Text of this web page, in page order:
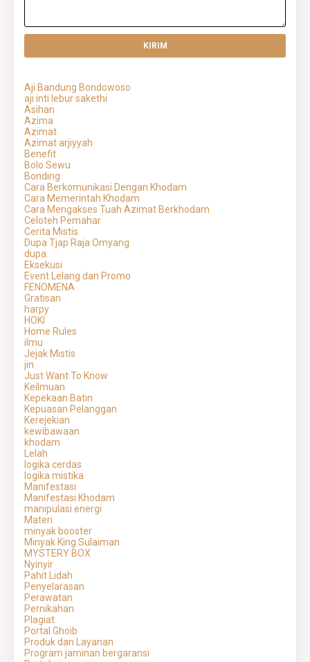
Aji Bandung Bondowoso
aji inti lebur sakethi
Asihan
Azima
Azimat
Azimat arjiyyah
Benefit
Bolo Sewu
Bonding
Cara Berkomunikasi Dengan Khodam
Cara Memerintah Khodam
Cara Mengakses Tuah Azimat Berkhodam
Celoteh Pemahar
Cerita Mistis
Dupa Tjap Raja Omyang
dupa.
Eksekusi
Event Lelang dan Promo
FENOMENA
Gratisan
harpy
HOKI
Home Rules
ilmu
Jejak Mistis
jin
Just Want To Know
Keilmuan
Kepekaan Batin
Kepuasan Pelanggan
Kerejekian
kewibawaan
khodam
Lelah
logika cerdas
logika mistika
Manifestasi
Manifestasi Khodam
manipulasi energi
Materi
minyak booster
Minyak King Sulaiman
MYSTERY BOX
Nyinyir
Pahit Lidah
Penyelarasan
Perawatan
Pernikahan
Plagiat
Portal Ghoib
Produk dan Layanan
Program jaminan bergaransi